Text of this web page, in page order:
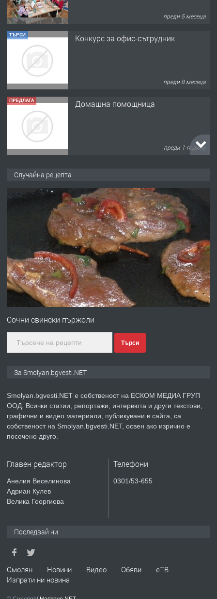
преди 5 месеца
ТЪРСИ Конкурс за офис-сътрудник
преди 8 месеца
ПРЕДЛАГА Домашна помощница
преди 1 година
преди 2 години
УДЪЛЖАВАНЕ НА ЧОВЕШКИЯТ
ЖИВОТ И ПОДОБРЯВАНЕ НА
НЕГОВОТО КАЧЕСТВО
преди 2 години
ПРЕДЛАГА Имот в Северна Гърция, до Кавала
преди 2 години
ПРЕДЛАГА КЪЩА В МАРОНЯ
ТЪРСИ
Случайна рецепта
Сочни свински пържоли
Търси
За Smolyan.bgvesti.NET
Smolyan.bgvesti.NET е собственост на ЕСКОМ МЕДИА ГРУП
ООД. Всички статии, репортажи, интервюта и други текстови,
графични и видео материали, публикувани в сайта, са
собственост на Smolyan.bgvesti.NET, освен ако изрично е
посочено друго.
Главен редактор
Анелия Веселинова
Адриан Кулев
Велика Георгиева
Телефони
0301/53-655
Последвай ни
Смолян Новини Видео Обяви
еТВ
Изпрати ни новина